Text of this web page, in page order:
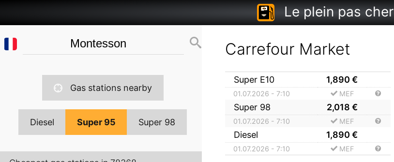
Le plein pas cher
Gas stations nearby
Diesel Super 95 Super 98
Carrefour Market
Super E10 1,890 €
01.07.2026 - 7:10 MEF
Super 98 2,018 €
01.07.2026 - 7:10 MEF
Diesel 1,890 €
01.07.2026 - 7:10 MEF